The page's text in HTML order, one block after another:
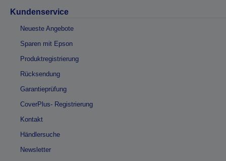
Kundenservice
Neueste Angebote
Sparen mit Epson
Produktregistrierung
Rücksendung
Garantieprüfung
CoverPlus- Registrierung
Kontakt
Händlersuche
Newsletter